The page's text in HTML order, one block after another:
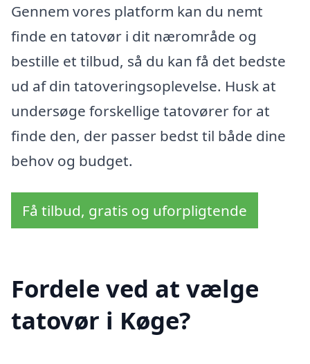
Gennem vores platform kan du nemt
finde en tatovør i dit nærområde og
bestille et tilbud, så du kan få det bedste
ud af din tatoveringsoplevelse. Husk at
undersøge forskellige tatovører for at
finde den, der passer bedst til både dine
behov og budget.
Få tilbud, gratis og uforpligtende
Fordele ved at vælge
tatovør i Køge?